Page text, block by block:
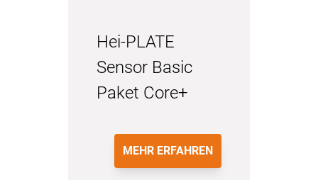
Hei-PLATE
Sensor Basic
Paket Core+
MEHR ERFAHREN